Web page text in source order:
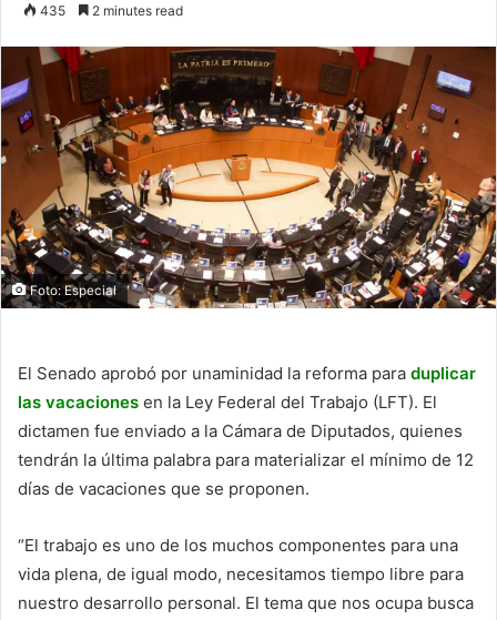
435 2 minutes read
Foto: Especial
El Senado aprobó por unaminidad la reforma para duplicar
las vacaciones en la Ley Federal del Trabajo (LFT). El
dictamen fue enviado a la Cámara de Diputados, quienes
tendrán la última palabra para materializar el mínimo de 12
días de vacaciones que se proponen.
“El trabajo es uno de los muchos componentes para una
vida plena, de igual modo, necesitamos tiempo libre para
nuestro desarrollo personal. El tema que nos ocupa busca